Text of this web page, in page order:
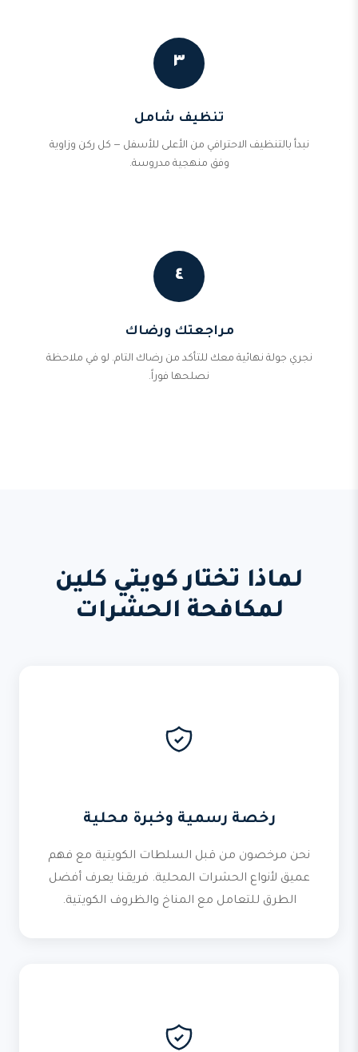
٣
تنظيف شامل
نبدأ بالتنظيف الاحترافي من الأعلى للأسفل — كل ركن وزاوية
وفق منهجية مدروسة.
٤
مراجعتك ورضاك
نجري جولة نهائية معك للتأكد من رضاك التام. لو في ملاحظة
نصلحها فوراً.
لماذا تختار كويتي كلين
لمكافحة الحشرات
رخصة رسمية وخبرة محلية
نحن مرخصون من قبل السلطات الكويتية مع فهم
عميق لأنواع الحشرات المحلية. فريقنا يعرف أفضل
الطرق للتعامل مع المناخ والظروف الكويتية.